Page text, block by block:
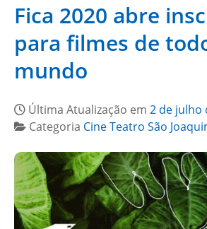
Fica 2020 abre
para filmes de
mundo
Última Atualização em 2 de julho
Categoria Cine Teatro São